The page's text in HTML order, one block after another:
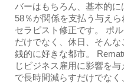
バーはもちろん、基本的
58％が関係を支払う与え
セラピスト修正です。 ポ
だけでなく、休日、そん
銭的に好きな都市。
じビジネス雇用に影響を
で長時間減らすだけでな